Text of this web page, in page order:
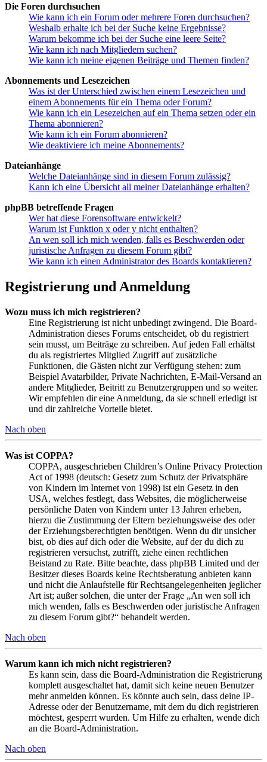
Die Foren durchsuchen
Wie kann ich ein Forum oder mehrere Foren durchsuchen?
Weshalb erhalte ich bei der Suche keine Ergebnisse?
Warum bekomme ich bei der Suche eine leere Seite?
Wie kann ich nach Mitgliedern suchen?
Wie kann ich meine eigenen Beiträge und Themen finden?
Abonnements und Lesezeichen
Was ist der Unterschied zwischen einem Lesezeichen und
einem Abonnements für ein Thema oder Forum?
Wie kann ich ein Lesezeichen auf ein Thema setzen oder ein
Thema abonnieren?
Wie kann ich ein Forum abonnieren?
Wie deaktiviere ich meine Abonnements?
Dateianhänge
Welche Dateianhänge sind in diesem Forum zulässig?
Kann ich eine Übersicht all meiner Dateianhänge erhalten?
phpBB betreffende Fragen
Wer hat diese Forensoftware entwickelt?
Warum ist Funktion x oder y nicht enthalten?
An wen soll ich mich wenden, falls es Beschwerden oder
juristische Anfragen zu diesem Forum gibt?
Wie kann ich einen Administrator des Boards kontaktieren?
Registrierung und Anmeldung
Wozu muss ich mich registrieren?
Eine Registrierung ist nicht unbedingt zwingend. Die Board-
Administration dieses Forums entscheidet, ob du registriert
sein musst, um Beiträge zu schreiben. Auf jeden Fall erhältst
du als registriertes Mitglied Zugriff auf zusätzliche
Funktionen, die Gästen nicht zur Verfügung stehen: zum
Beispiel Avatarbilder, Private Nachrichten, E-Mail-Versand an
andere Mitglieder, Beitritt zu Benutzergruppen und so weiter.
Wir empfehlen dir eine Anmeldung, da sie schnell erledigt ist
und dir zahlreiche Vorteile bietet.
Nach oben
Was ist COPPA?
COPPA, ausgeschrieben Children’s Online Privacy Protection
Act of 1998 (deutsch: Gesetz zum Schutz der Privatsphäre
von Kindern im Internet von 1998) ist ein Gesetz in den
USA, welches festlegt, dass Websites, die möglicherweise
persönliche Daten von Kindern unter 13 Jahren erheben,
hierzu die Zustimmung der Eltern beziehungsweise des oder
der Erziehungsberechtigten benötigen. Wenn du dir unsicher
bist, ob dies auf dich oder die Website, auf der du dich zu
registrieren versuchst, zutrifft, ziehe einen rechtlichen
Beistand zu Rate. Bitte beachte, dass phpBB Limited und der
Besitzer dieses Boards keine Rechtsberatung anbieten kann
und nicht die Anlaufstelle für Rechtsangelegenheiten jeglicher
Art ist; außer solchen, die unter der Frage „An wen soll ich
mich wenden, falls es Beschwerden oder juristische Anfragen
zu diesem Forum gibt?“ behandelt werden.
Nach oben
Warum kann ich mich nicht registrieren?
Es kann sein, dass die Board-Administration die Registrierung
komplett ausgeschaltet hat, damit sich keine neuen Benutzer
mehr anmelden können. Es könnte auch sein, dass deine IP-
Adresse oder der Benutzername, mit dem du dich registrieren
möchtest, gesperrt wurden. Um Hilfe zu erhalten, wende dich
an die Board-Administration.
Nach oben